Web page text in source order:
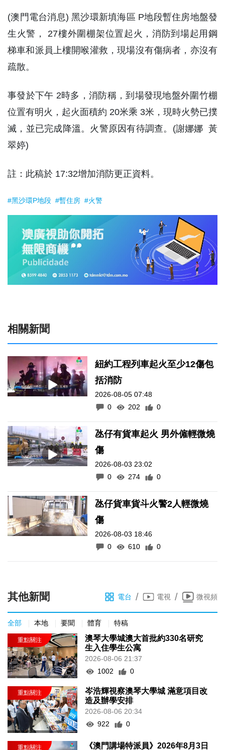
(澳門電台消息) 黑沙環新填海區 P地段暫住房地盤發
生火警， 27樓外圍棚架位置起火，消防到場起用鋼
梯車和派員上樓開喉灌救，現場沒有傷病者，亦沒有
疏散。
事發於下午 2時多，消防稱，到場發現地盤外圍竹棚
位置有明火，起火面積約 20米乘 3米，現時火勢已撲
滅，並已完成降溫。火警原因有待調查。(謝娜娜 黃
翠婷)
註：此稿於 17:32增加消防更正資料。
#黑沙環P地段 #暫住房 #火警
相關新聞
紐約工程列車起火至少12傷包
括消防
2026-08-05 07:48
0
202 0
氹仔有貨車起火 男外僱輕微燒
傷
2026-08-03 23:02
0
274 0
氹仔貨車貨斗火警2人輕微燒
傷
2026-08-03 18:46
0
610 0
其他新聞 電台 / 電視 / 微視頻
全部 本地 要聞 體育 特稿
澳琴大學城澳大首批約330名研究
生入住學生公寓
2026-08-06 21:37
1002
0
岑浩輝視察澳琴大學城 滿意項目改
造及辦學安排
2026-08-06 20:34
922
0
《澳門講場特派員》2026年8月3日